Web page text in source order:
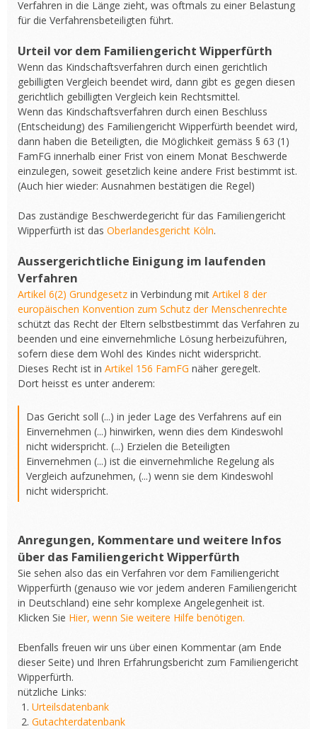
Verfahren in die Länge zieht, was oftmals zu einer Belastung
für die Verfahrensbeteiligten führt.
Urteil vor dem Familiengericht Wipperfürth
Wenn das Kindschaftsverfahren durch einen gerichtlich
gebilligten Vergleich beendet wird, dann gibt es gegen diesen
gerichtlich gebilligten Vergleich kein Rechtsmittel.
Wenn das Kindschaftsverfahren durch einen Beschluss
(Entscheidung) des Familiengericht Wipperfürth beendet wird,
dann haben die Beteiligten, die Möglichkeit gemäss § 63 (1)
FamFG innerhalb einer Frist von einem Monat Beschwerde
einzulegen, soweit gesetzlich keine andere Frist bestimmt ist.
(Auch hier wieder: Ausnahmen bestätigen die Regel)
Das zuständige Beschwerdegericht für das Familiengericht
Wipperfürth ist das Oberlandesgericht Köln.
Aussergerichtliche Einigung im laufenden
Verfahren
Artikel 6(2) Grundgesetz in Verbindung mit Artikel 8 der
europäischen Konvention zum Schutz der Menschenrechte
schützt das Recht der Eltern selbstbestimmt das Verfahren zu
beenden und eine einvernehmliche Lösung herbeizuführen,
sofern diese dem Wohl des Kindes nicht widerspricht.
Dieses Recht ist in Artikel 156 FamFG näher geregelt.
Dort heisst es unter anderem:
Das Gericht soll (...) in jeder Lage des Verfahrens auf ein
Einvernehmen (...) hinwirken, wenn dies dem Kindeswohl
nicht widerspricht. (...) Erzielen die Beteiligten
Einvernehmen (...) ist die einvernehmliche Regelung als
Vergleich aufzunehmen, (...) wenn sie dem Kindeswohl
nicht widerspricht.
Anregungen, Kommentare und weitere Infos
über das Familiengericht Wipperfürth
Sie sehen also das ein Verfahren vor dem Familiengericht
Wipperfürth (genauso wie vor jedem anderen Familiengericht
in Deutschland) eine sehr komplexe Angelegenheit ist.
Klicken Sie Hier, wenn Sie weitere Hilfe benötigen.
Ebenfalls freuen wir uns über einen Kommentar (am Ende
dieser Seite) und Ihren Erfahrungsbericht zum Familiengericht
Wipperfürth.
nützliche Links:
Urteilsdatenbank
Gutachterdatenbank